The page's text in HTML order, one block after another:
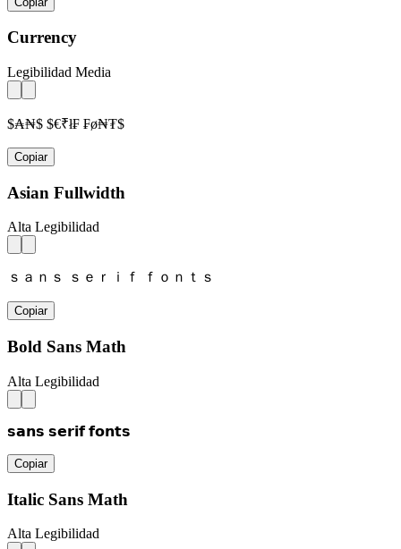
Currency
Legibilidad Media
$₳₦$ $€₹ł₣ ₣ø₦₮$
Copiar
Asian Fullwidth
Alta Legibilidad
ｓａｎｓ ｓｅｒｉｆ ｆｏｎｔｓ
Copiar
Bold Sans Math
Alta Legibilidad
𝘀𝗮𝗻𝘀 𝘀𝗲𝗿𝗶𝗳 𝗳𝗼𝗻𝘁𝘀
Copiar
Italic Sans Math
Alta Legibilidad